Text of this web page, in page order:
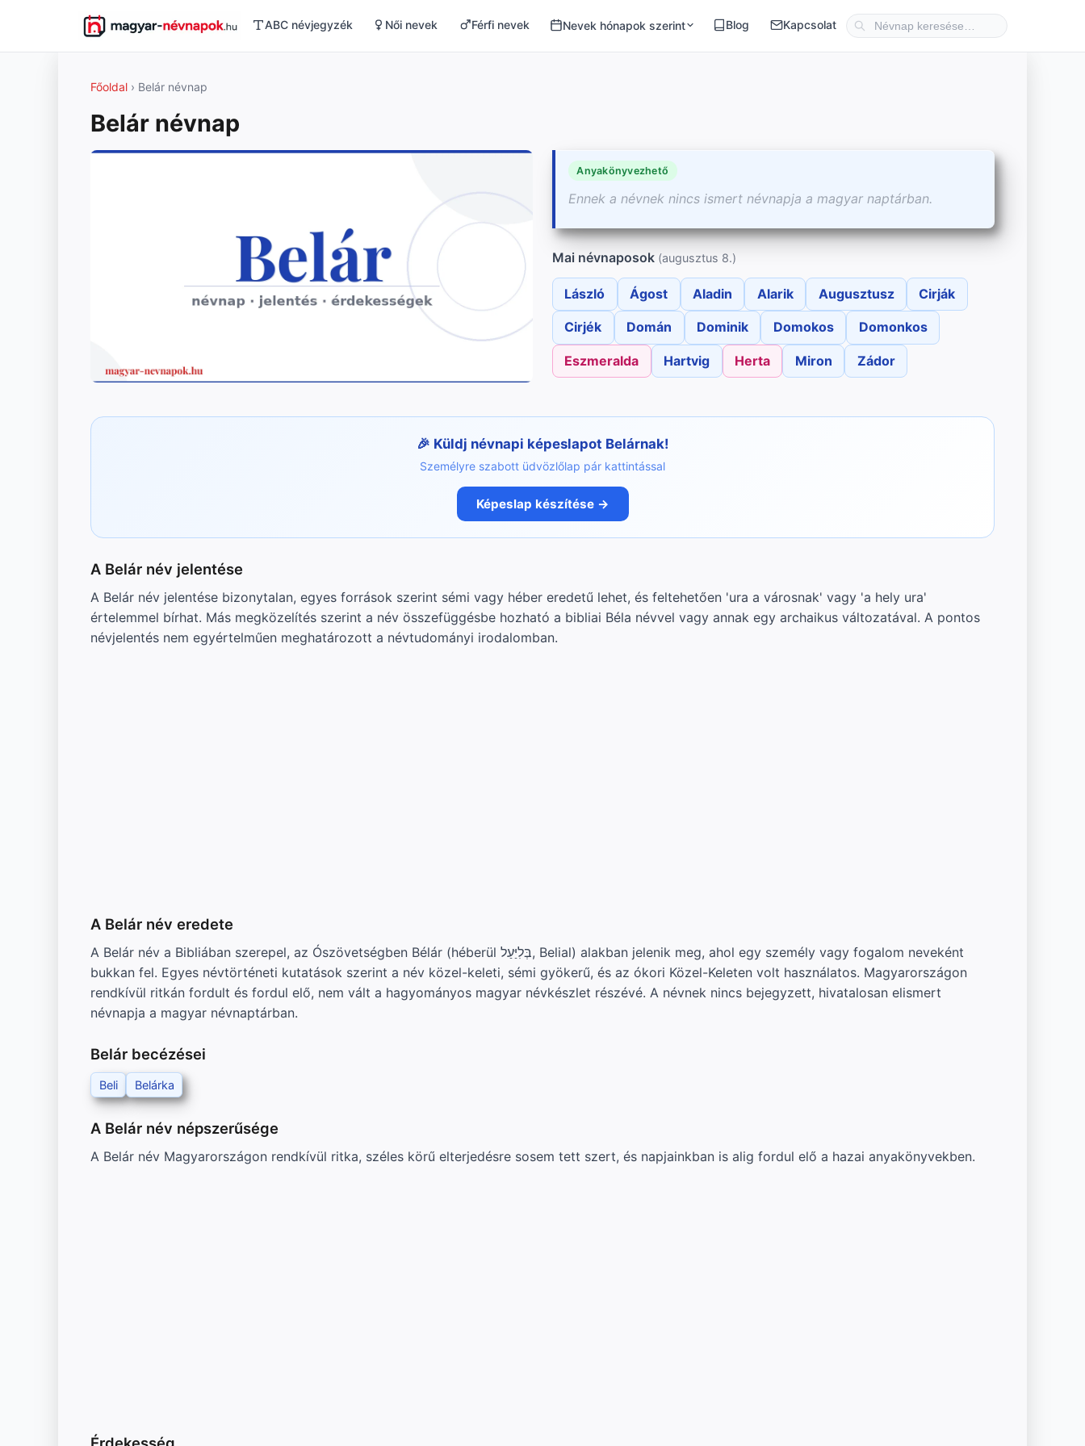
ABC névjegyzék Női nevek Férfi nevek Nevek hónapok szerint Blog Kapcsolat
Főoldal › Belár névnap
Belár névnap
Anyakönyvezhető
Ennek a névnek nincs ismert névnapja a magyar naptárban.
Mai névnaposok (augusztus 8.)
László Ágost Aladin Alarik Augusztusz Cirják
Cirjék Domán Dominik Domokos Domonkos
Eszmeralda Hartvig Herta Miron Zádor
Küldj névnapi képeslapot Belárnak!
Személyre szabott üdvözlőlap pár kattintással
Képeslap készítése →
A Belár név jelentése
A Belár név jelentése bizonytalan, egyes források szerint sémi vagy héber eredetű lehet, és feltehetően 'ura a városnak' vagy 'a hely ura'
értelemmel bírhat. Más megközelítés szerint a név összefüggésbe hozható a bibliai Béla névvel vagy annak egy archaikus változatával. A pontos
névjelentés nem egyértelműen meghatározott a névtudományi irodalomban.
A Belár név eredete
A Belár név a Bibliában szerepel, az Ószövetségben Bélár (héberül בְּלִיַּעַל, Belial) alakban jelenik meg, ahol egy személy vagy fogalom neveként
bukkan fel. Egyes névtörténeti kutatások szerint a név közel-keleti, sémi gyökerű, és az ókori Közel-Keleten volt használatos. Magyarországon
rendkívül ritkán fordult és fordul elő, nem vált a hagyományos magyar névkészlet részévé. A névnek nincs bejegyzett, hivatalosan elismert
névnapja a magyar névnaptárban.
Belár becézései
Beli Belárka
A Belár név népszerűsége
A Belár név Magyarországon rendkívül ritka, széles körű elterjedésre sosem tett szert, és napjainkban is alig fordul elő a hazai anyakönyvekben.